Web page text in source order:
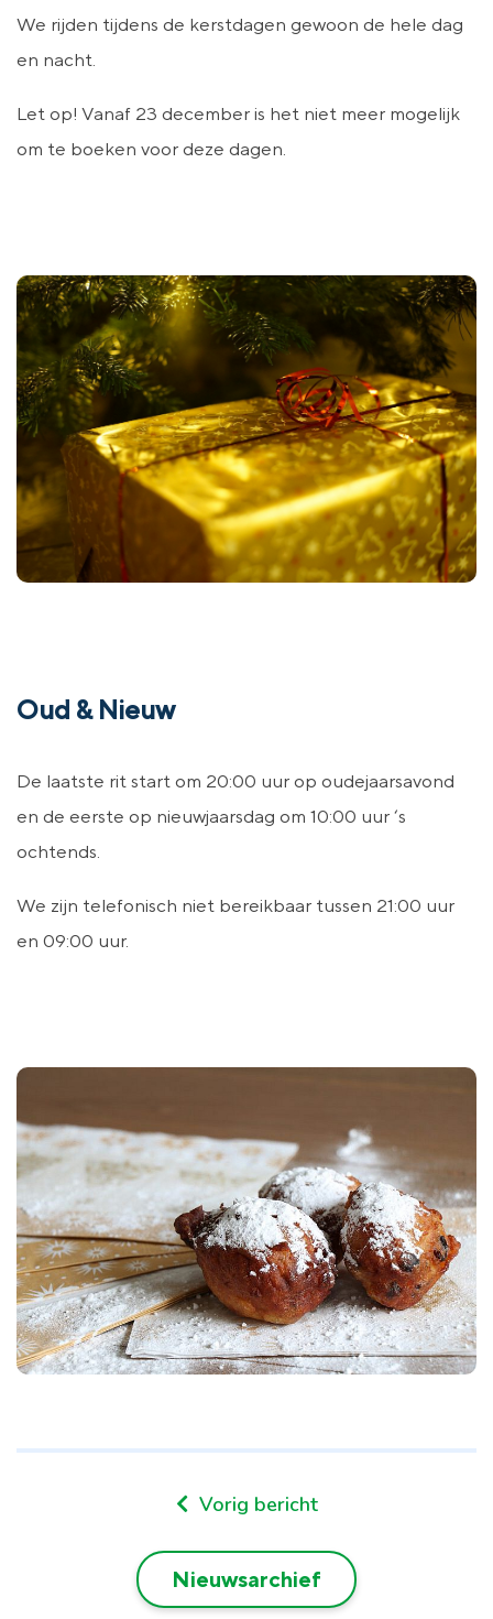
We rijden tijdens de kerstdagen gewoon de hele dag
en nacht.
Let op! Vanaf 23 december is het niet meer mogelijk
om te boeken voor deze dagen.
Oud & Nieuw
De laatste rit start om 20:00 uur op oudejaarsavond
en de eerste op nieuwjaarsdag om 10:00 uur ‘s
ochtends.
We zijn telefonisch niet bereikbaar tussen 21:00 uur
en 09:00 uur.
Vorig bericht
Nieuwsarchief